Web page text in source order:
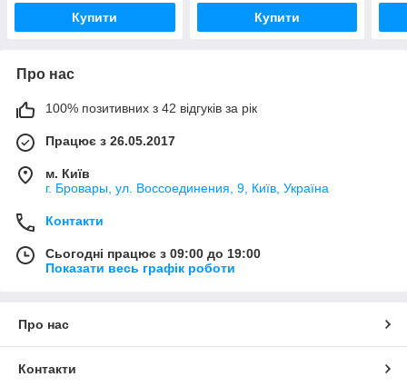
Купити Купити
Про нас
100% позитивних з 42 відгуків за рік
Працює з 26.05.2017
м. Київ
г. Бровары, ул. Воссоединения, 9, Київ, Україна
Контакти
Сьогодні працює з 09:00 до 19:00
Показати весь графік роботи
Про нас
Контакти